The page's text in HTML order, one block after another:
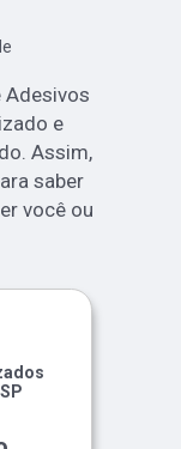
Adesivos
e
Assim,
saber
você ou